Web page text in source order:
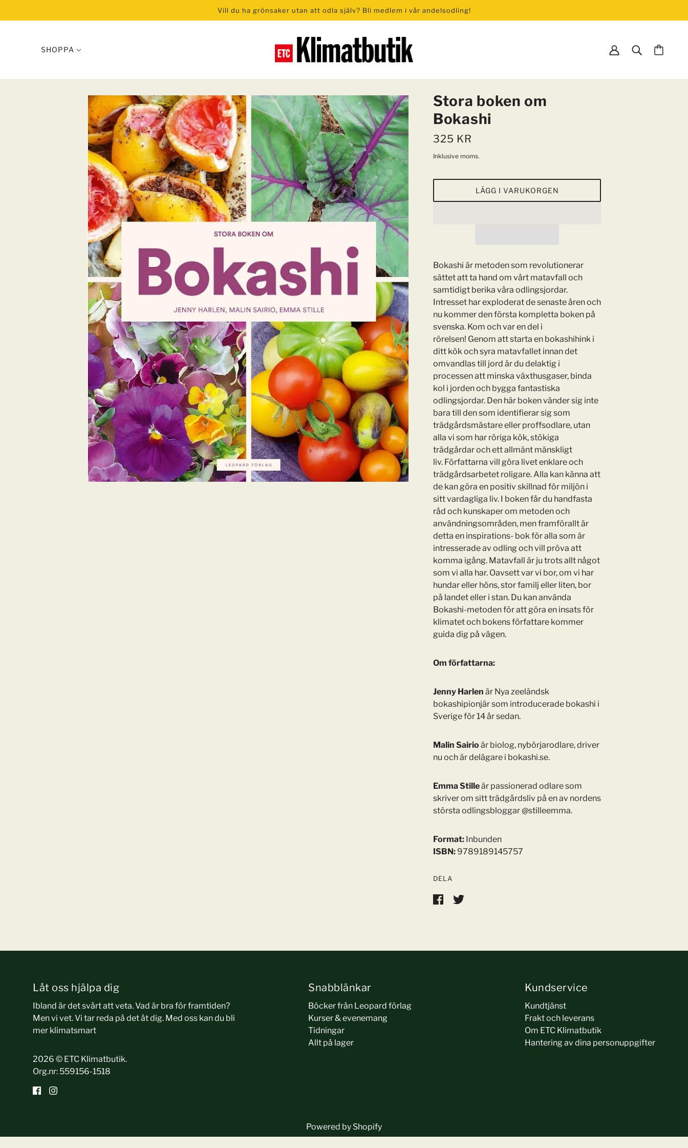
Vill du ha grönsaker utan att odla själv? Bli medlem i vår andelsodling!
SHOPPA
ODLA KLIMATSMART
Biokol
Jordkraft
Bokashi
Andelsodling 2026
GRÖN EL
Andel solceller i ETC Solpark
Realtidsmätare Sparöga
Fairphone
Luftrenare
KURSER & EVENEMANG
Evenemang
Odlingskurser
Solcellskurser
Gruppföreläsning
POSTERS
Hispania Sacra – konst av Carmenchu Alemán
Tidningsomslag
WOODart
Ett andra liv – konst av Carme Masià
PROFILPRODUKTER & PRESENTER
Utställningen Befrielsen
Dekaler
Ge bort klimatkompensation
TIDNINGAR
BÖCKER
Barn- och ungdom
Skönlitteratur
Kriminalromaner
Facklitteratur
Biografi
Dikter & antologier
Serier
Stora boken om
Bokashi
325 KR
Inklusive moms.
LÄGG I VARUKORGEN
Bokashi är metoden som revolutionerar
sättet att ta hand om vårt matavfall och
samtidigt berika våra odlingsjordar.
Intresset har exploderat de senaste åren och
nu kommer den första kompletta boken på
svenska. Kom och var en del i
rörelsen! Genom att starta en bokashihink i
ditt kök och syra matavfallet innan det
omvandlas till jord är du delaktig i
processen att minska växthusgaser, binda
kol i jorden och bygga fantastiska
odlingsjordar. Den här boken vänder sig inte
bara till den som identifierar sig som
trädgårdsmästare eller proffsodlare, utan
alla vi som har röriga kök, stökiga
trädgårdar och ett allmänt mänskligt
liv. Författarna vill göra livet enklare och
trädgårdsarbetet roligare. Alla kan känna att
de kan göra en positiv skillnad för miljön i
sitt vardagliga liv. I boken får du handfasta
råd och kunskaper om metoden och
användningsområden, men framförallt är
detta en inspirations- bok för alla som är
intresserade av odling och vill pröva att
komma igång. Matavfall är ju trots allt något
som vi alla har. Oavsett var vi bor, om vi har
hundar eller höns, stor familj eller liten, bor
på landet eller i stan. Du kan använda
Bokashi-metoden för att göra en insats för
klimatet och bokens författare kommer
guida dig på vägen.
Om författarna:
Jenny Harlen är Nya zeeländsk
bokashipionjär som introducerade bokashi i
Sverige för 14 år sedan.
Malin Sairio är biolog, nybörjarodlare, driver
nu och är delägare i bokashi.se.
Emma Stilleär passionerad odlare som
skriver om sitt trädgårdsliv på en av nordens
största odlingsbloggar @stilleemma.
Format: Inbunden
ISBN: 9789189145757
DELA
Låt oss hjälpa dig
Ibland är det svårt att veta. Vad är bra för framtiden?
Men vi vet. Vi tar reda på det åt dig. Med oss kan du bli
mer klimatsmart
2026 © ETC Klimatbutik.
Org.nr: 559156-1518
Snabblänkar
Böcker från Leopard förlag
Kurser & evenemang
Tidningar
Allt på lager
Kundservice
Kundtjänst
Frakt och leverans
Om ETC Klimatbutik
Hantering av dina personuppgifter
Powered by Shopify